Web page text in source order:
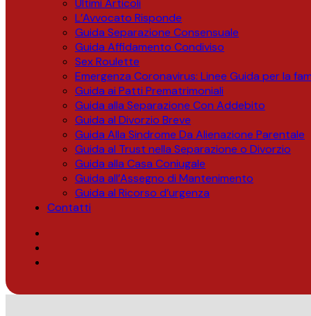
Ultimi Articoli
L’Avvocato Risponde
Guida Separazione Consensuale
Guida Affidamento Condiviso
Sex Roulette
Emergenza Coronavirus: Linee Guida per la
Guida ai Patti Prematrimoniali
Guida alla Separazione Con Addebito
Guida al Divorzio Breve
Guida Alla Sindrome Da Alienazione Parentale
Guida al Trust nella Separazione o Divorzio
Guida alla Casa Coniugale
Guida all’Assegno di Mantenimento
Guida al Ricorso d’urgenza
Contatti